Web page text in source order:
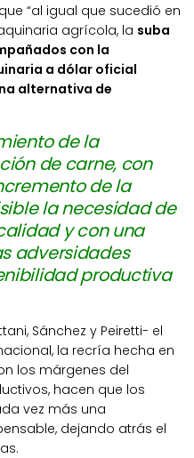
“al igual que sucedió en
agrícola, la suba
con la
a dólar oficial
alternativa de
de la
de carne, con
de la
la necesidad de
y con una
adversidades
productiva
Sánchez y Peiretti- el
la recría hecha en
los márgenes del
hacen que los
vez más una
dejando atrás el